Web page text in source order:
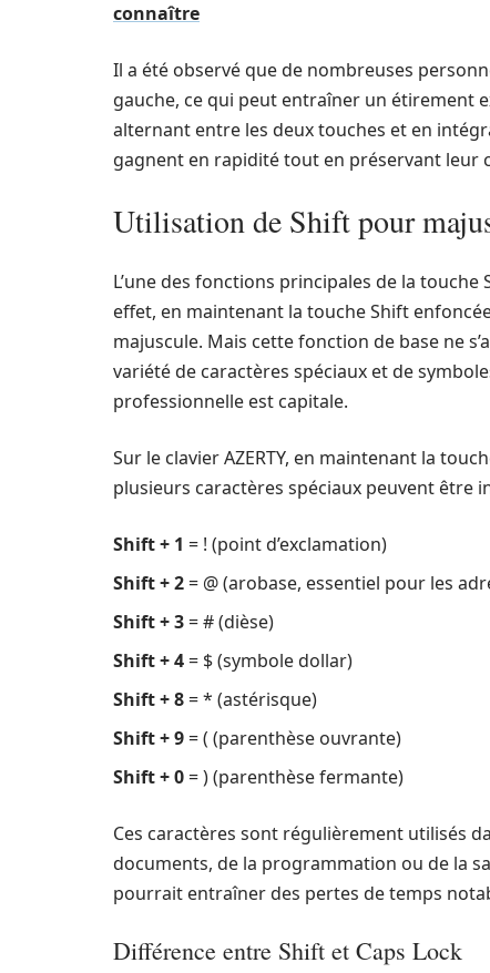
connaître
Il a été observé que de nombreuses
gauche, ce qui peut entraîner un étirement
alternant entre les deux touches et en
gagnent en rapidité tout en préservant leur
Utilisation de Shift pour
L’une des fonctions principales de la
effet, en maintenant la touche Shift
majuscule. Mais cette fonction de base ne
variété de caractères spéciaux et de
professionnelle est capitale.
Sur le clavier AZERTY, en maintenant la
plusieurs caractères spéciaux peuvent être
Shift + 1 = ! (point d’exclamation)
Shift + 2= @ (arobase, essentiel pour les
Shift + 3= # (dièse)
Shift + 4= $ (symbole dollar)
Shift + 8= * (astérisque)
Shift + 9= ( (parenthèse ouvrante)
Shift + 0= ) (parenthèse fermante)
Ces caractères sont régulièrement utilisés
documents, de la programmation ou de la
pourrait entraîner des pertes de temps
Différence entre Shift et Caps Lock